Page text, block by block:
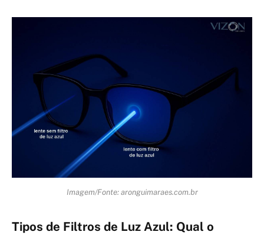
Imagem/Fonte: aronguimaraes.com.br
Tipos de Filtros de Luz Azul: Qual o